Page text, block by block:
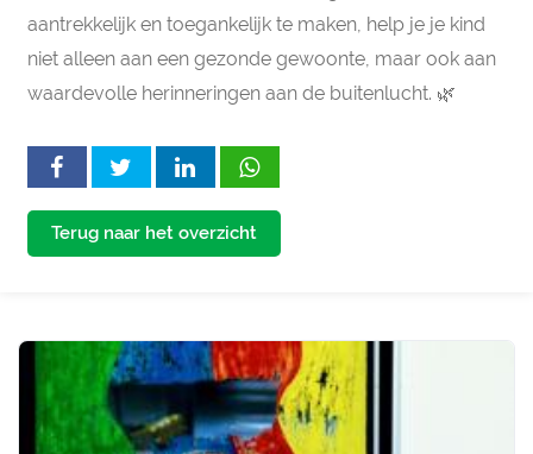
aantrekkelijk en toegankelijk te maken, help je je kind
niet alleen aan een gezonde gewoonte, maar ook aan
waardevolle herinneringen aan de buitenlucht. 🌿
Terug naar het overzicht